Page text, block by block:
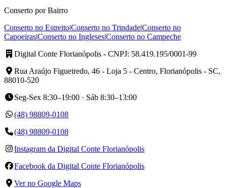
Conserto por Bairro
Conserto no Estreito|Conserto no Trindade|Conserto no
Capoeiras|Conserto no Ingleses|Conserto no Campeche
Digital Conte Florianópolis - CNPJ: 58.419.195/0001-99
Rua Araújo Figueiredo, 46 - Loja 5 - Centro, Florianópolis - SC,
88010-520
Seg-Sex 8:30–19:00 · Sáb 8:30–13:00
(48) 98809-0108
(48) 98809-0108
Instagram da Digital Conte Florianópolis
Facebook da Digital Conte Florianópolis
Ver no Google Maps